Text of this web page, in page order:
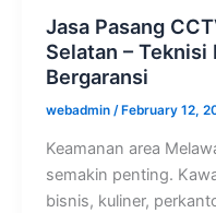
Jasa Pasang
Selatan – Teknisi
Bergaransi
webadmin / February 12,
Keamanan area
semakin penting.
bisnis, kuliner,